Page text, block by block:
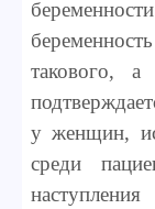
такового,
у женщин,
среди